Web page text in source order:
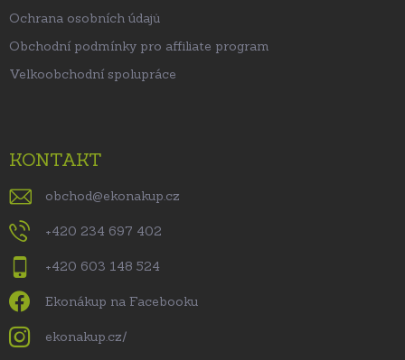
Ochrana osobních údajů
Obchodní podmínky pro affiliate program
Velkoobchodní spolupráce
KONTAKT
obchod@ekonakup.cz
+420 234 697 402
+420 603 148 524
Ekonákup na Facebooku
ekonakup.cz/